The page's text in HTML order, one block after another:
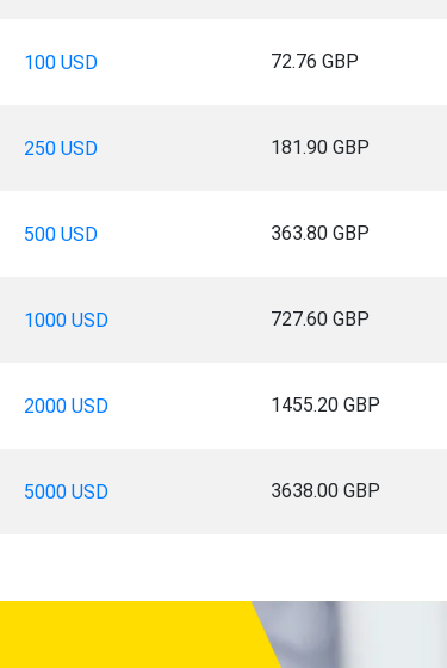
100 USD 72.76 GBP
250 USD 181.90 GBP
500 USD 363.80 GBP
1000 USD 727.60 GBP
2000 USD 1455.20 GBP
5000 USD 3638.00 GBP